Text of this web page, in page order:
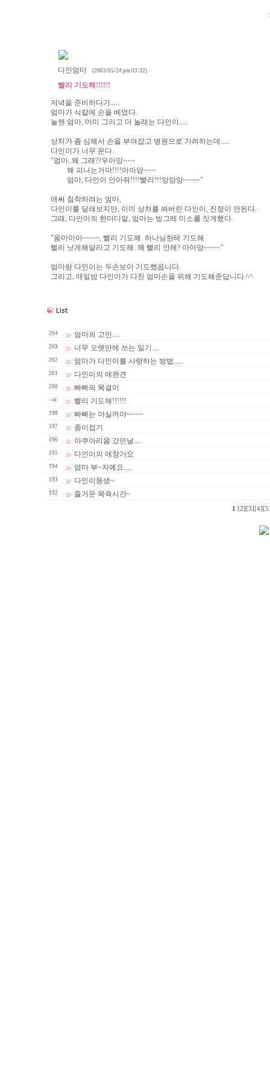
다인엄마 (2003/05/24 pm 03:32)
빨리 기도해!!!!!!
저녁을 준비하다가.....
엄마가 식칼에 손을 베었다.
놀랜 엄마, 마미 그리고 더 놀래는 다인이.....
상처가 좀 심해서 손을 부여잡고 병원으로 가려하는데.....
다인이가 너무 운다.
"엄마..왜 그래??우아앙~~~
왜 피나는거야!!!!아아앙~~~
엄마, 다인이 안아줘!!!!빨리!!!앙앙앙~~~~"
애써 침착하려는 엄마,
다인이를 달래보지만, 이미 상처를 봐버린 다인이, 진정이 안된다.
그때, 다인이의 한마디말, 엄마는 빙그레 미소를 짓게했다.
"옴마아아~~~~, 빨리 기도해. 하나님한테 기도해.
빨리 낫게해달라고 기도해. 왜 빨리 안해? 아아앙~~~~"
엄마랑 다인이는 두손보아 기도했읍니다.
그리고, 매일밤 다인이가 다친 엄마손을 위해 기도해준답니다.^^
204 엄마의 고민....
203 너무 오랫만에 쓰는 일기....
202 엄마가 다인이를 사랑하는 방법.....
201 다인이의 애완견
200
빠빠의 목걸이
빨리 기도해!!!!!!
198 빠빠는 아실꺼야~~~~
197 종이접기
196 아쿠아리움 갔던날....
195 다인이의 애창가요
194 엄마 부~자예요.....
193 다인이동생~
192 즐거운 목욕시간~
1 [2] [3] [4]